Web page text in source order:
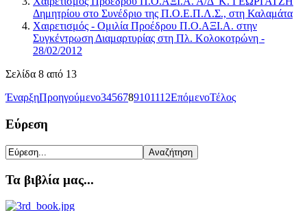
Δημητρίου στο Συνέδριο της Π.Ο.Ε.Π.Λ.Σ., στη Καλαμάτα
Χαιρετισμός - Ομιλία Προέδρου Π.Ο.ΑΞΙ.Α. στην
Συγκέντρωση Διαμαρτυρίας στη Πλ. Κολοκοτρώνη -
28/02/2012
Σελίδα 8 από 13
ΈναρξηΠροηγούμενο3456789101112ΕπόμενοΤέλος
Εύρεση
Τα βιβλία μας...